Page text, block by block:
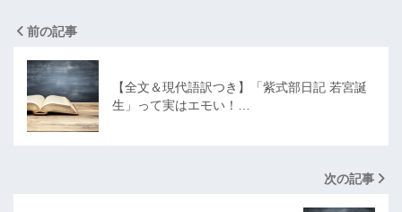
前の記事
【全文＆現代語訳つき】「紫式部日記 若宮誕
生」って実はエモい！…
次の記事